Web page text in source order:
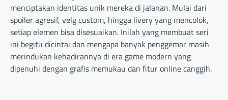
menciptakan identitas unik mereka di jalanan. Mulai dari
spoiler agresif, velg custom, hingga livery yang mencolok,
setiap elemen bisa disesuaikan. Inilah yang membuat seri
ini begitu dicintai dan mengapa banyak penggemar masih
merindukan kehadirannya di era game modern yang
dipenuhi dengan grafis memukau dan fitur online canggih.